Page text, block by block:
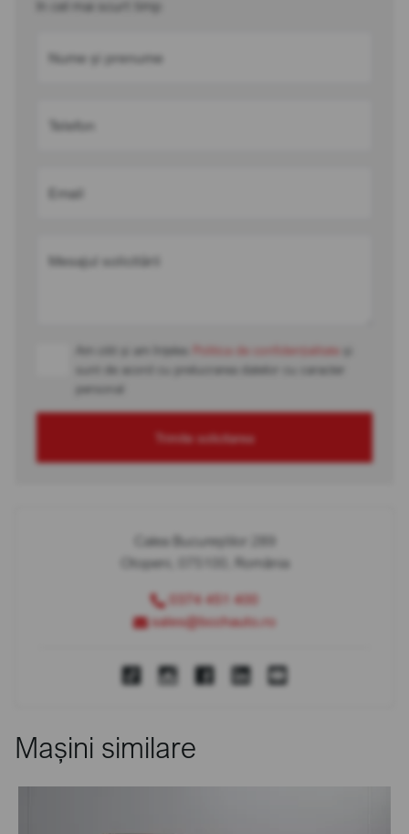
în cel mai scurt timp
Nume și prenume
Telefon
Email
Mesajul solicitării
Am citit și am înțeles Politica de confidențialitate
sunt de acord cu prelucrarea datelor cu caracter
personal
Trimite solicitarea
Calea Bucureștilor 289
Otopeni, 075100, România
0374 451 400
sales@bcchauto.ro
Mașini similare